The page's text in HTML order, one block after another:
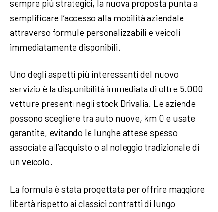
sempre più strategici, la nuova proposta punta a
semplificare l’accesso alla mobilità aziendale
attraverso formule personalizzabili e veicoli
immediatamente disponibili.
Uno degli aspetti più interessanti del nuovo
servizio è la disponibilità immediata di oltre 5.000
vetture presenti negli stock Drivalia. Le aziende
possono scegliere tra auto nuove, km 0 e usate
garantite, evitando le lunghe attese spesso
associate all’acquisto o al noleggio tradizionale di
un veicolo.
La formula è stata progettata per offrire maggiore
libertà rispetto ai classici contratti di lungo